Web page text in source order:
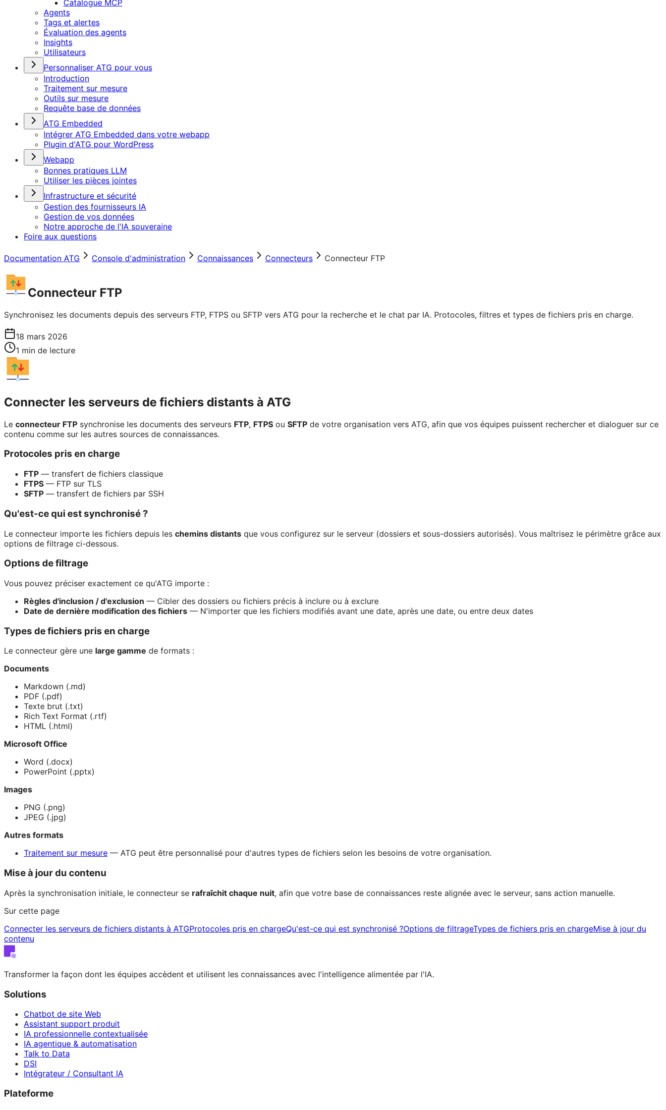
Catalogue MCP
Agents
Tags et alertes
Évaluation des agents
Insights
Utilisateurs
Personnaliser ATG pour vous
Introduction
Traitement sur mesure
Outils sur mesure
Requête base de données
ATG Embedded
Intégrer ATG Embedded dans votre webapp
Plugin d'ATG pour WordPress
Webapp
Bonnes pratiques LLM
Utiliser les pièces jointes
Infrastructure et sécurité
Gestion des fournisseurs IA
Gestion de vos données
Notre approche de l'IA souveraine
Foire aux questions
Documentation ATG Console d'administration Connaissances Connecteurs Connecteur FTP
Connecteur FTP
Synchronisez les documents depuis des serveurs FTP, FTPS ou SFTP vers ATG pour la recherche et le chat par IA. Protocoles, filtres et types de fichiers pris en charge.
18 mars 2026
1 min de lecture
Connecter les serveurs de fichiers distants à ATG
Le connecteur FTP synchronise les documents des serveurs FTP, FTPS ou SFTP de votre organisation vers ATG, afin que vos équipes puissent rechercher et dialoguer sur ce
contenu comme sur les autres sources de connaissances.
Protocoles pris en charge
FTP — transfert de fichiers classique
FTPS — FTP sur TLS
SFTP — transfert de fichiers par SSH
Qu'est-ce qui est synchronisé ?
Le connecteur importe les fichiers depuis les chemins distants que vous configurez sur le serveur (dossiers et sous-dossiers autorisés). Vous maîtrisez le périmètre grâce aux
options de filtrage ci-dessous.
Options de filtrage
Vous pouvez préciser exactement ce qu'ATG importe :
Règles d'inclusion / d'exclusion — Cibler des dossiers ou fichiers précis à inclure ou à exclure
Date de dernière modification des fichiers — N'importer que les fichiers modifiés avant une date, après une date, ou entre deux dates
Types de fichiers pris en charge
Le connecteur gère une large gamme de formats :
Documents
Markdown (.md)
PDF (.pdf)
Texte brut (.txt)
Rich Text Format (.rtf)
HTML (.html)
Microsoft Office
Word (.docx)
PowerPoint (.pptx)
Images
PNG (.png)
JPEG (.jpg)
Autres formats
Traitement sur mesure — ATG peut être personnalisé pour d'autres types de fichiers selon les besoins de votre organisation.
Mise à jour du contenu
Après la synchronisation initiale, le connecteur se rafraîchit chaque nuit, afin que votre base de connaissances reste alignée avec le serveur, sans action manuelle.
Sur cette page
Connecter les serveurs de fichiers distants à ATGProtocoles pris en chargeQu'est-ce qui est synchronisé ?Options de filtrageTypes de fichiers pris en chargeMise à jour du
contenu
Transformer la façon dont les équipes accèdent et utilisent les connaissances avec l'intelligence alimentée par l'IA.
Solutions
Chatbot de site Web
Assistant support produit
IA professionnelle contextualisée
IA agentique & automatisation
Talk to Data
DSI
Intégrateur / Consultant IA
Plateforme